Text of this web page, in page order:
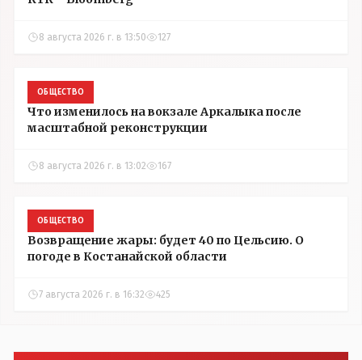
8 августа 2026 г. в 13:50 127
ОБЩЕСТВО
Что изменилось на вокзале Аркалыка после
масштабной реконструкции
8 августа 2026 г. в 13:02 167
ОБЩЕСТВО
Возвращение жары: будет 40 по Цельсию. О
погоде в Костанайской области
7 августа 2026 г. в 16:32 425